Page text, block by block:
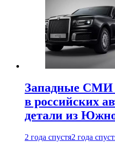
Западные
в российских
детали из
2 года спустя2 года